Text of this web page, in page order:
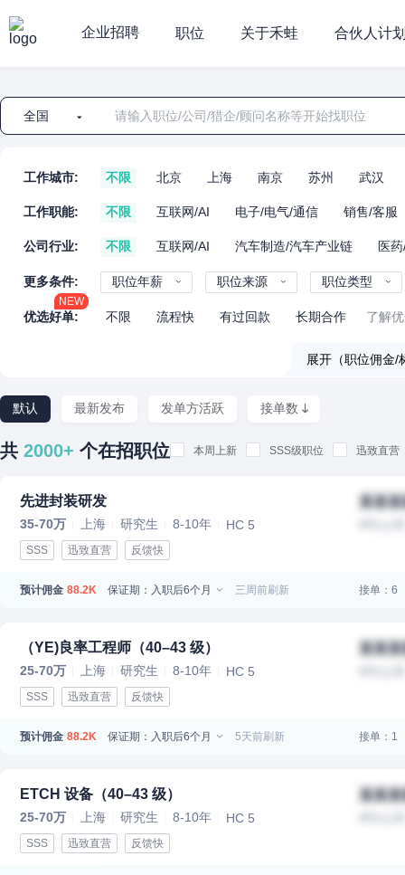
企业招聘 职位 关于禾蛙 合伙人计
全国
工作城市: 不限 北京 上海 南京 苏州 武汉
工作职能: 不限 互联网/AI 电子/电气/通信 销售/客服
公司行业: 不限 互联网/AI 汽车制造/汽车产业链 医
更多条件: 职位年薪 职位来源 职位类型
优选好单:
NEW
不限 流程快 有过回款 长期合作 了解
展开（职位佣
默认 最新发布 发单方活跃 接单数
共 2000+ 个在招职位 本周上新 SSS级职位 迅致直营
先进封装研发
35-70万 上海 研究生 8-10年 HC 5
SSS 迅致直营 反馈快
某某
预计佣金 88.2K 保证期：入职后6个月 三周前刷新 接单：6
（YE)良率工程师（40–43 级）
25-70万 上海 研究生 8-10年 HC 5
SSS 迅致直营 反馈快
某某
预计佣金 88.2K 保证期：入职后6个月 5天前刷新 接单：1
ETCH 设备（40–43 级）
25-70万 上海 研究生 8-10年 HC 5
SSS 迅致直营 反馈快
某某